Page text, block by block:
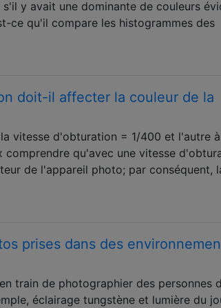
y avait une dominante de couleurs
ce qu'il compare les histogrammes des
doit-il affecter la couleur de la
vitesse d'obturation = 1/400 et l'autre à
comprendre qu'avec une vitesse
de l'appareil photo; par conséquent,
prises dans des
train de photographier des personnes
éclairage tungstène et lumière du